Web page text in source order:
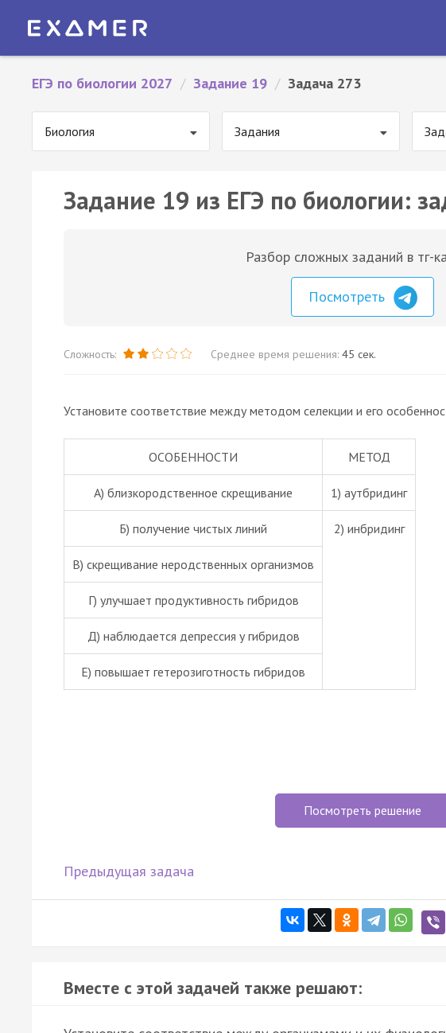
ЕГЭ по биологии 2027 / Задание 19 / Задача 273
Биология Задания
Задание 19 из ЕГЭ по биологии:
Разбор сложных заданий в тг-
Посмотреть
Сложность: Среднее время решения: 45 сек.
Установите соответствие между методом селекции и его
ОСОБЕННОСТИ МЕТОД
А) близкородственное скрещивание 1) аутбридинг
Б) получение чистых линий 2) инбридинг
В) скрещивание неродственных организмов
Г) улучшает продуктивность гибридов
Д) наблюдается депрессия угибридов
Е) повышает гетерозиготность гибридов
Посмотреть решение
Предыдущая задача
Вместе с этой задачей также решают: